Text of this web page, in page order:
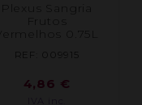
Plexus Sangria
Frutos
Vermelhos 0.75L
REF: 009915
4,86 €